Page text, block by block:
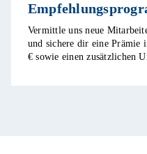
Vermittle uns neue
und sichere dir eine Prämie
€ sowie einen zusätzlichen